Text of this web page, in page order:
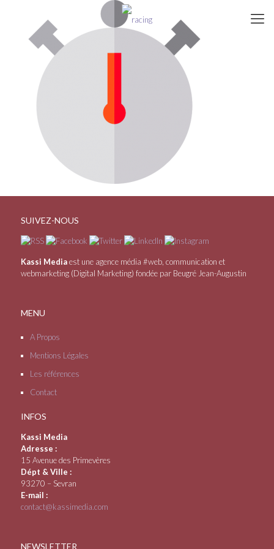
SUIVEZ-NOUS
Kassi Mediaest une agence média #web, communication et
webmarketing (Digital Marketing) fondée par Beugré Jean-Augustin
MENU
A Propos
Mentions Légales
Les références
Contact
INFOS
Kassi Media
Adresse :
15 Avenue des Primevères
Dépt & Ville :
93270 – Sevran
E-mail :
contact@kassimedia.com
NEWSLETTER